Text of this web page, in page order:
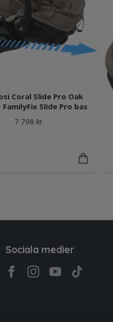
Coral Slide Pro Oak
Slide Pro bas
7 798 kr
Sociala medier